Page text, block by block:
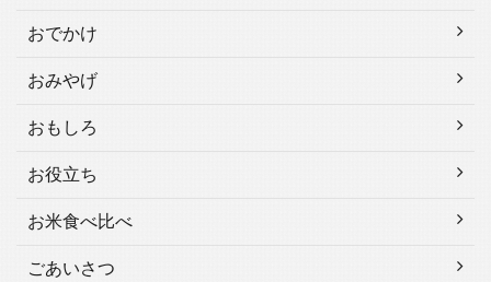
おでかけ
おみやげ
おもしろ
お役立ち
お米食べ比べ
ごあいさつ